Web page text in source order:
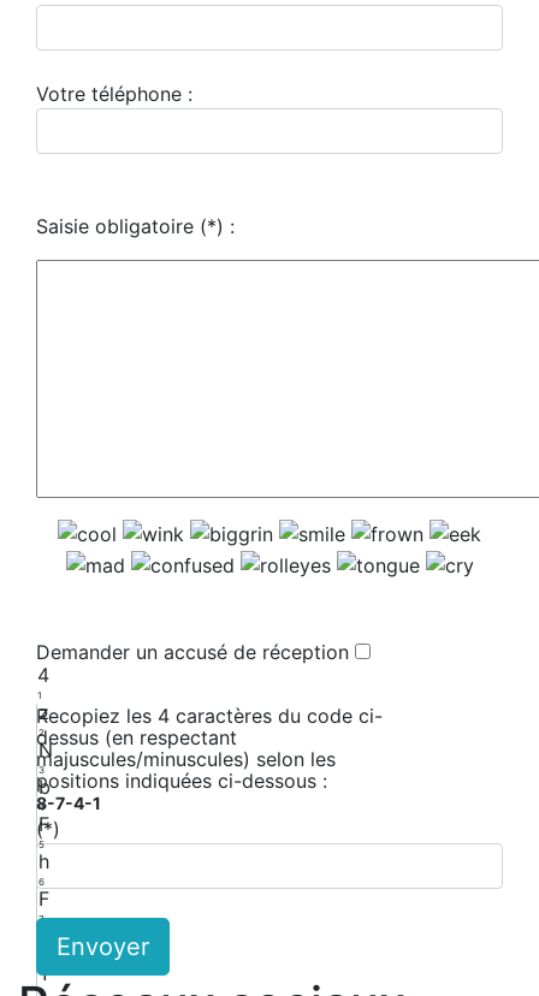
Votre téléphone :
Saisie obligatoire (*) :
Demander un accusé de réception
4
1
z
2
N
3
b
4
F
5
h
6
F
7
Y
9
Recopiez les 4 caractères du code ci-
dessus (en respectant
majuscules/minuscules) selon les
positions indiquées ci-dessous :
8-7-4-1
(*)
Envoyer